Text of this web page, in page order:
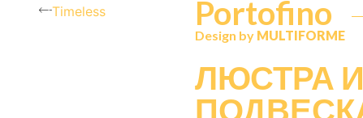
Timeless Portofino
Design by MULTIFORME
ЛЮСТРА